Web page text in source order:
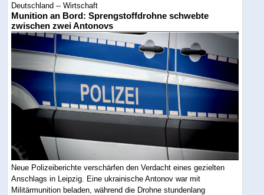
Deutschland -- Wirtschaft
Munition an Bord: Sprengstoffdrohne schwebte
zwischen zwei Antonovs
Neue Polizeiberichte verschärfen den Verdacht eines gezielten
Anschlags in Leipzig. Eine ukrainische Antonov war mit
Militärmunition beladen, während die Drohne stundenlang